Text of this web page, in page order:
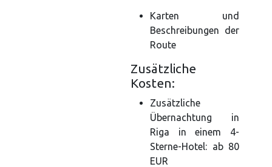
Karten und
Beschreibungen der
Route
Zusätzliche
Kosten:
Zusätzliche
Übernachtung in
Riga in einem 4-
Sterne-Hotel: ab 80
EUR